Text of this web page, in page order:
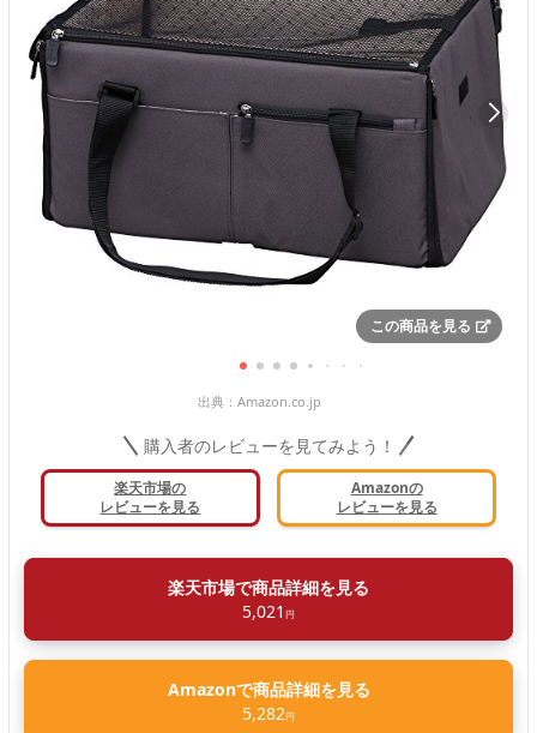
この商品を見る
出典： Amazon.co.jp
購入者のレビューを見てみよう！
楽天市場の
レビューを見る
Amazonの
レビューを見る
楽天市場で商品詳細を見る
5,021 円
Amazonで商品詳細を見る
5,282円